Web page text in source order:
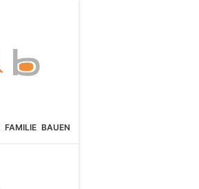
FAMILIE BAUEN